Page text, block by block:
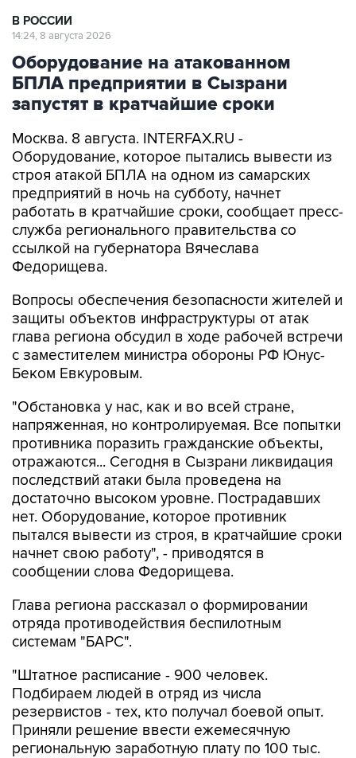
В РОССИИ
14:24, 8 августа 2026
Оборудование на атакованном
БПЛА предприятии в Сызрани
запустят в кратчайшие сроки
Москва. 8 августа. INTERFAX.RU -
Оборудование, которое пытались вывести из
строя атакой БПЛА на одном из самарских
предприятий в ночь на субботу, начнет
работать в кратчайшие сроки, сообщает пресс-
служба регионального правительства со
ссылкой на губернатора Вячеслава
Федорищева.
Вопросы обеспечения безопасности жителей и
защиты объектов инфраструктуры от атак
глава региона обсудил в ходе рабочей встречи
с заместителем министра обороны РФ Юнус-
Беком Евкуровым.
"Обстановка у нас, как и во всей стране,
напряженная, но контролируемая. Все попытки
противника поразить гражданские объекты,
отражаются... Сегодня в Сызрани ликвидация
последствий атаки была проведена на
достаточно высоком уровне. Пострадавших
нет. Оборудование, которое противник
пытался вывести из строя, в кратчайшие сроки
начнет свою работу", - приводятся в
сообщении слова Федорищева.
Глава региона рассказал о формировании
отряда противодействия беспилотным
системам "БАРС".
"Штатное расписание - 900 человек.
Подбираем людей в отряд из числа
резервистов - тех, кто получал боевой опыт.
Приняли решение ввести ежемесячную
региональную заработную плату по 100 тыс.